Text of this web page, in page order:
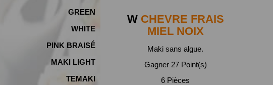
GREEN
WHITE
PINK BRAISÉ
MAKI LIGHT
TEMAKI
WCHEVRE FRAIS
MIEL NOIX
Maki sans algue.
Gagner 27 Point(s)
6 Pièces